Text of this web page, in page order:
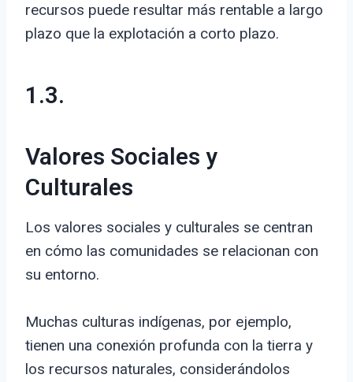
recursos puede resultar más rentable a largo
plazo que la explotación a corto plazo.
1.3.
Valores Sociales y
Culturales
Los valores sociales y culturales se centran
en cómo las comunidades se relacionan con
su entorno.
Muchas culturas indígenas, por ejemplo,
tienen una conexión profunda con la tierra y
los recursos naturales, considerándolos